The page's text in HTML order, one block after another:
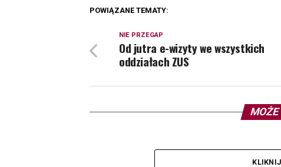
POWIĄZANE TEMATY:
NIE PRZEGAP
Od jutra e-wizyty we wszystkich
oddziałach ZUS
MOŻE